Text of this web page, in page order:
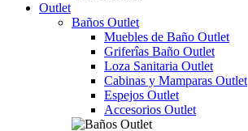
Outlet
Baños Outlet
Muebles de Baño Outlet
Griferîas Baño Outlet
Loza Sanitaria Outlet
Cabinas y Mamparas Outlet
Espejos Outlet
Accesorios Outlet